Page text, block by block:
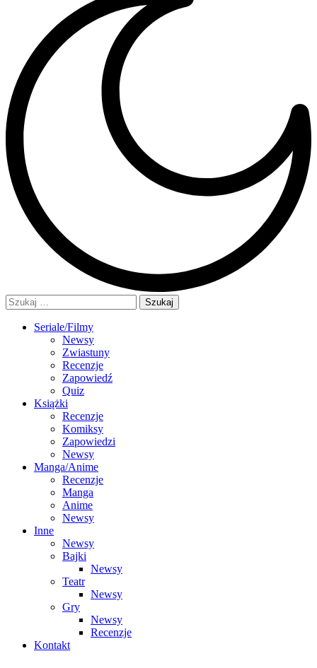
Szukaj:
Seriale/Filmy
Newsy
Zwiastuny
Recenzje
Zapowiedź
Quiz
Książki
Recenzje
Komiksy
Zapowiedzi
Newsy
Manga/Anime
Recenzje
Manga
Anime
Newsy
Inne
Newsy
Bajki
Newsy
Teatr
Newsy
Gry
Newsy
Recenzje
Kontakt